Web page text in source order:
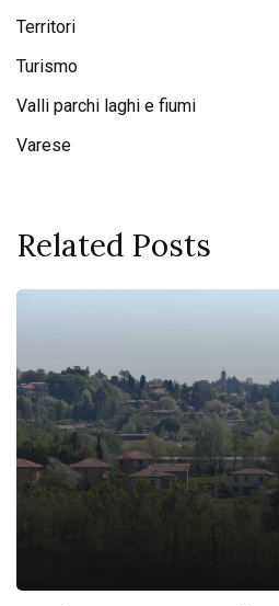
Territori
Turismo
Valli parchi laghi e fiumi
Varese
Related Posts